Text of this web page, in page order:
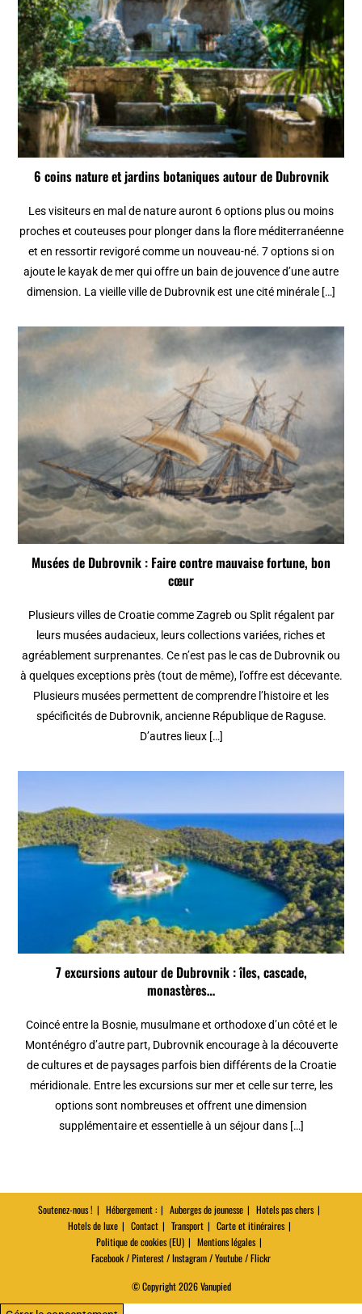
6 coins nature et jardins botaniques autour de Dubrovnik
Les visiteurs en mal de nature auront 6 options plus ou moins
proches et couteuses pour plonger dans la flore méditerranéenne
et en ressortir revigoré comme un nouveau-né. 7 options si on
ajoute le kayak de mer qui offre un bain de jouvence d’une autre
dimension. La vieille ville de Dubrovnik est une cité minérale […]
Musées de Dubrovnik : Faire contre mauvaise fortune, bon
cœur
Plusieurs villes de Croatie comme Zagreb ou Split régalent par
leurs musées audacieux, leurs collections variées, riches et
agréablement surprenantes. Ce n’est pas le cas de Dubrovnik ou
à quelques exceptions près (tout de même), l’offre est décevante.
Plusieurs musées permettent de comprendre l’histoire et les
spécificités de Dubrovnik, ancienne République de Raguse.
D’autres lieux […]
7 excursions autour de Dubrovnik : îles, cascade,
monastères…
Coincé entre la Bosnie, musulmane et orthodoxe d’un côté et le
Monténégro d’autre part, Dubrovnik encourage à la découverte
de cultures et de paysages parfois bien différents de la Croatie
méridionale. Entre les excursions sur mer et celle sur terre, les
options sont nombreuses et offrent une dimension
supplémentaire et essentielle à un séjour dans […]
Soutenez-nous ! Hébergement : Auberges de jeunesse
Hotels pas chers
Hotels de luxe
Contact Transport
Carte et itinéraires
Politique de cookies (EU)
Mentions légales
Facebook / Pinterest / Instagram / Youtube / Flickr
© Copyright 2026 Vanupied